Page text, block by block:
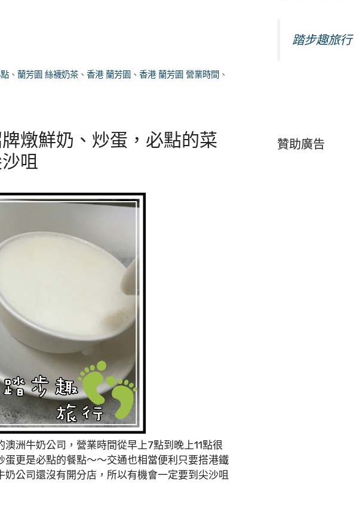
、蘭芳園 絲襪奶茶 、香港 蘭芳園 、香港 蘭芳園 營業時間 、
燉鮮奶、炒蛋，必點的菜
咀
洲牛奶公司，營業時間從早上7點到晚上11點很
更是必點的餐點～～交通也相當便利只要搭港鐵
公司還沒有開分店，所以有機會一定要到尖沙咀
踏步趣旅行
贊助廣告